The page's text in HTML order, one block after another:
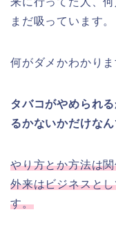
まだ吸っています。
何がダメかわかりま
タバコがやめられ
るかないかだけなん
やり方とか方法は
外来はビジネスと
す。